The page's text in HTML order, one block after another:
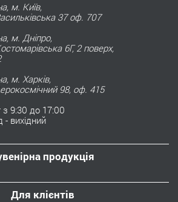
м. Київ,
37 оф. 707
м. Дніпро,
6Г, 2 поверх,
м. Харків,
98, оф. 415
9:30 до 17:00
- вихідний
продукція
Для клієнтів